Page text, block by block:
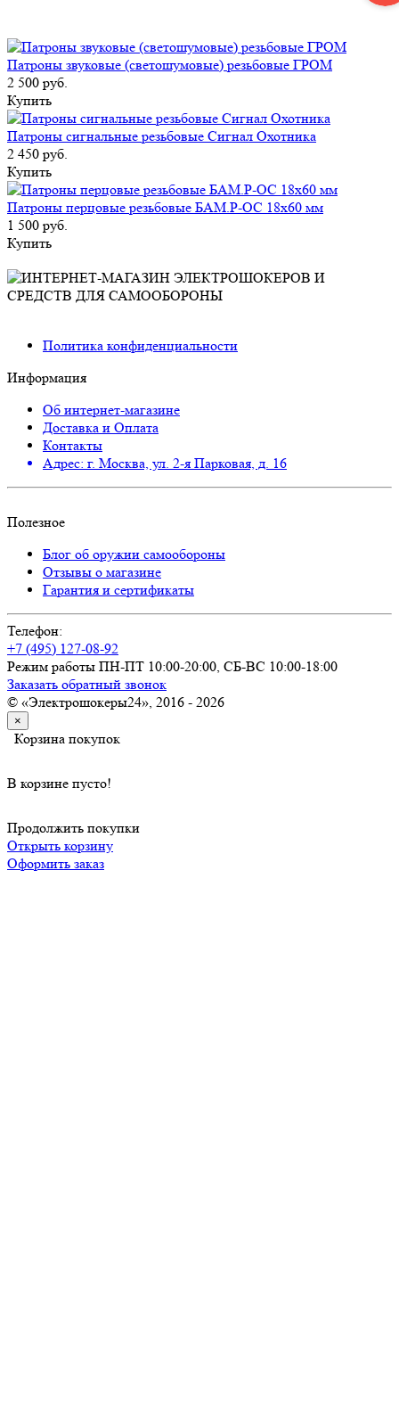
Патроны звуковые (светошумовые) резьбовые ГРОМ
2 500 руб.
Купить
Патроны сигнальные резьбовые Сигнал Охотника
2 450 руб.
Купить
Патроны перцовые резьбовые БАМ.Р-ОС 18х60 мм
1 500 руб.
Купить
Политика конфиденциальности
Информация
Об интернет-магазине
Доставка и Оплата
Контакты
Адрес: г. Москва, ул. 2-я Парковая, д. 16
Полезное
Блог об оружии самообороны
Отзывы о магазине
Гарантия и сертификаты
Телефон:
+7 (495) 127-08-92
Режим работы ПН-ПТ 10:00-20:00, СБ-ВС 10:00-18:00
Заказать обратный звонок
© «Электрошокеры24», 2016 - 2026
×
Корзина покупок
В корзине пусто!
Продолжить покупки
Открыть корзину
Оформить заказ